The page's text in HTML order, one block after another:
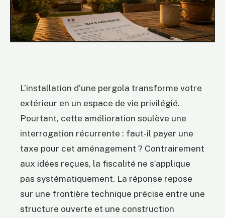
L’installation d’une pergola transforme votre
extérieur en un espace de vie privilégié.
Pourtant, cette amélioration soulève une
interrogation récurrente : faut-il payer une
taxe pour cet aménagement ? Contrairement
aux idées reçues, la fiscalité ne s’applique
pas systématiquement. La réponse repose
sur une frontière technique précise entre une
structure ouverte et une construction